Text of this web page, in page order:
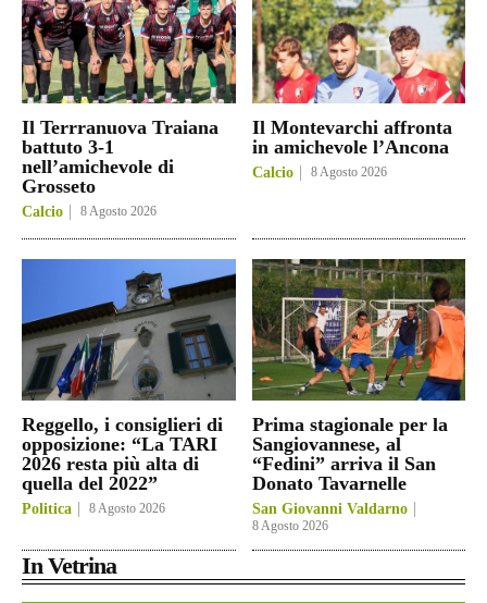
Il Terrranuova Traiana
battuto 3-1
nell’amichevole di
Grosseto
Calcio 8 Agosto 2026
Il Montevarchi affronta
in amichevole l’Ancona
Calcio 8 Agosto 2026
Reggello, i consiglieri di
opposizione: “La TARI
2026 resta più alta di
quella del 2022”
Politica 8 Agosto 2026
Prima stagionale per la
Sangiovannese, al
“Fedini” arriva il San
Donato Tavarnelle
San Giovanni Valdarno
8 Agosto 2026
In Vetrina